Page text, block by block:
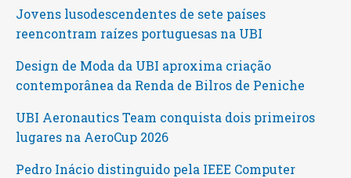
Jovens lusodescendentes de sete países
reencontram raízes portuguesas na UBI
Design de Moda da UBI aproxima criação
contemporânea da Renda de Bilros de Peniche
UBI Aeronautics Team conquista dois primeiros
lugares na AeroCup 2026
Pedro Inácio distinguido pela IEEE Computer